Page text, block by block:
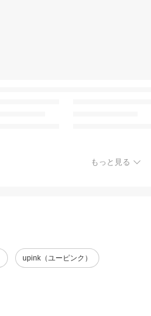
もっと見る
upink（ユーピンク）